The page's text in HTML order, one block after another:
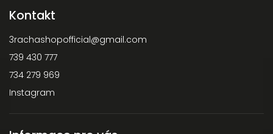
Kontakt
3rachashopofficial@gmail.com
739 430 777
734 279 969
Instagram